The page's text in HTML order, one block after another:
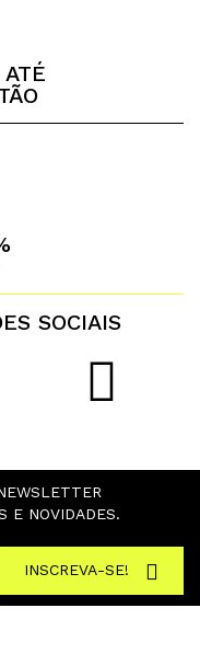
SOCIAIS
E NOVIDADES.
INSCREVA-SE!